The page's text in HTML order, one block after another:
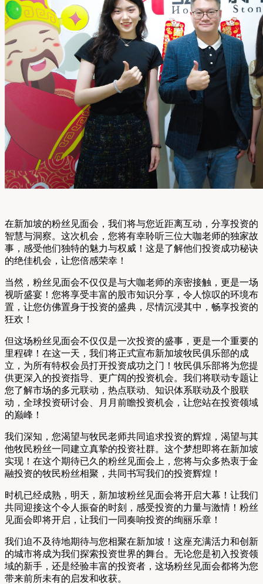
在新加坡的粉丝见面会，我们将与您近距离互动，分享投资的
智慧与洞察。这次机会，您将有幸聆听三位大咖老师的独家故
事，感受他们独特的魅力与权威！这是了解他们投资成功秘诀
的绝佳机会，让您倍感荣幸！
当然，粉丝见面会不仅仅是与大咖老师的亲密接触，更是一场
视听盛宴！您将享受丰富的股市知识分享，令人惊叹的环境布
置，让您仿佛置身于投资的盛典，尽情沉浸其中，畅享投资的
狂欢！
但这场粉丝见面会不仅仅是一次投资的盛事，更是一个重要的
里程碑！在这一天，我们将正式宣布新加坡牧民俱乐部的成
立，为所有特权会员打开投资成功之门！牧民俱乐部将为您提
供更深入的投资指导、更广阔的投资机会。我们将联动专题让
您了解市场的多元联动，热点联动、知识体系联动及个股联
动，全球投资研讨会、月月前瞻投资机会，让您站在投资领域
的巅峰！
我们深知，您渴望与牧民老师共同追求投资的辉煌，渴望与其
他牧民粉丝一同建立真挚的投资社群。这个梦想即将在新加坡
实现！在这个期待已久的粉丝见面会上，您将与众多热衷于金
融投资的牧民粉丝相聚，共同书写我们的投资辉煌！
时机已经成熟，明天，新加坡粉丝见面会将开启大幕！让我们
共同迎接这个令人振奋的时刻，感受投资的力量与激情！粉丝
见面会即将开启，让我们一同奏响投资的绚丽乐章！
我们迫不及待地期待与您相聚在新加坡！这座充满活力和创新
的城市将成为我们探索投资世界的舞台。无论您是初入投资领
域的新手，还是经验丰富的投资者，这场粉丝见面会都将为您
带来前所未有的启发和收获。